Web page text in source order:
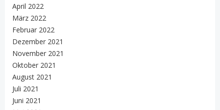
April 2022
März 2022
Februar 2022
Dezember 2021
November 2021
Oktober 2021
August 2021
Juli 2021
Juni 2021